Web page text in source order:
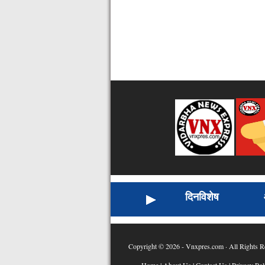
दिनविशेष
Copyright © 2026 - Vnxpres.com · All Rights